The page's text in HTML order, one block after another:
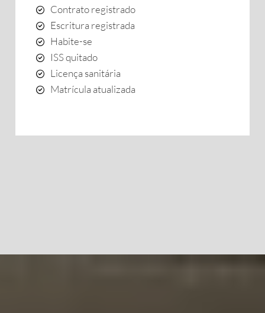
Contrato registrado
Escritura registrada
Habite-se
ISS quitado
Licença sanitária
Matrícula atualizada